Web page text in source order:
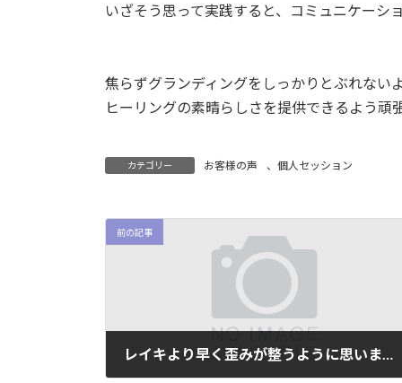
いざそう思って実践すると、コミュニケーシ
焦らずグランディングをしっかりとぶれない
ヒーリングの素晴らしさを提供できるよう頑
カテゴリー お客様の声 、 個人セッション
前の記事